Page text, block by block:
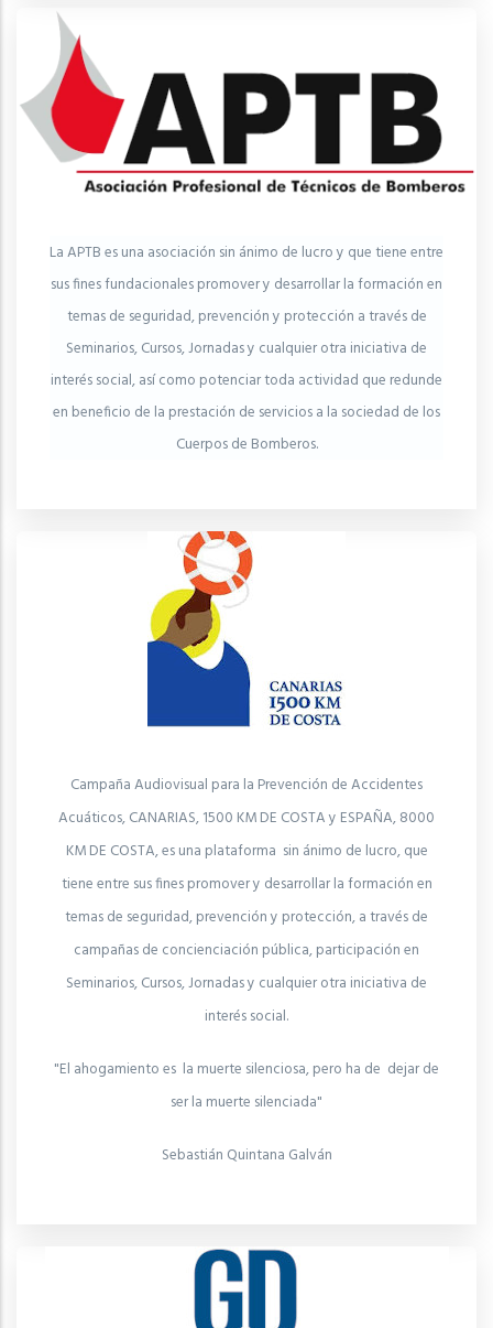
La APTB es una asociación sin ánimo de lucro y que tiene entre
sus fines fundacionales promover y desarrollar la formación en
temas de seguridad, prevención y protección a través de
Seminarios, Cursos, Jornadas y cualquier otra iniciativa de
interés social, así como potenciar toda actividad que redunde
en beneficio de la prestación de servicios a la sociedad de los
Cuerpos de Bomberos.
Campaña Audiovisual para la Prevención de Accidentes
Acuáticos, CANARIAS, 1500 KM DE COSTA y ESPAÑA, 8000
KM DE COSTA, es una plataforma sin ánimo de lucro, que
tiene entre sus fines promover y desarrollar la formación en
temas de seguridad, prevención y protección, a través de
campañas de concienciación pública, participación en
Seminarios, Cursos, Jornadas y cualquier otra iniciativa de
interés social.
"El ahogamiento es la muerte silenciosa, pero ha de dejar de
ser la muerte silenciada"
Sebastián Quintana Galván